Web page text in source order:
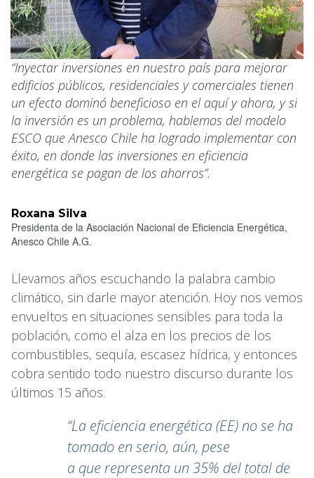
“Inyectar inversiones en nuestro país para mejorar
edificios públicos, residenciales y comerciales tienen
un efecto dominó beneficioso en el aquí y ahora, y si
la inversión es un problema, hablemos del modelo
ESCO que Anesco Chile ha logrado implementar con
éxito, en donde las inversiones en eficiencia
energética se pagan de los ahorros”.
Roxana Silva
Presidenta de la Asociación Nacional de Eficiencia Energética,
Anesco Chile A.G.
Llevamos años escuchando la palabra cambio
climático, sin darle mayor atención. Hoy nos vemos
envueltos en situaciones sensibles para toda la
población, como el alza en los precios de los
combustibles, sequía, escasez hídrica, y entonces
cobra sentido todo nuestro discurso durante los
últimos 15 años.
“La eficiencia energética (EE) no se ha
tomado en serio, aún, pese
a que representa un 35% del total de